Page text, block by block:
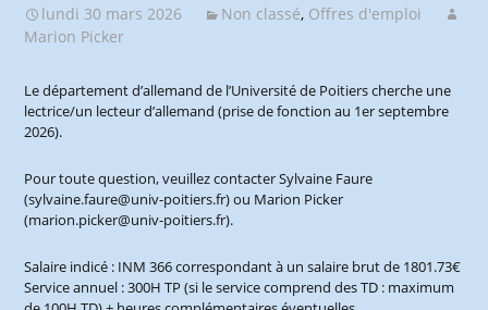
lundi 30 mars 2026 Non classé, Offres d'emploi
Marion Picker
Le département d’allemand de l’Université de Poitiers cherche une
lectrice/un lecteur d’allemand (prise de fonction au 1er septembre
2026).
Pour toute question, veuillez contacter Sylvaine Faure
(sylvaine.faure@univ-poitiers.fr) ou Marion Picker
(marion.picker@univ-poitiers.fr).
Salaire indicé : INM 366 correspondant à un salaire brut de 1801.73€
Service annuel : 300H TP (si le service comprend des TD : maximum